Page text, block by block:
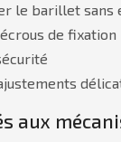
le barillet sans
de fixation
aux